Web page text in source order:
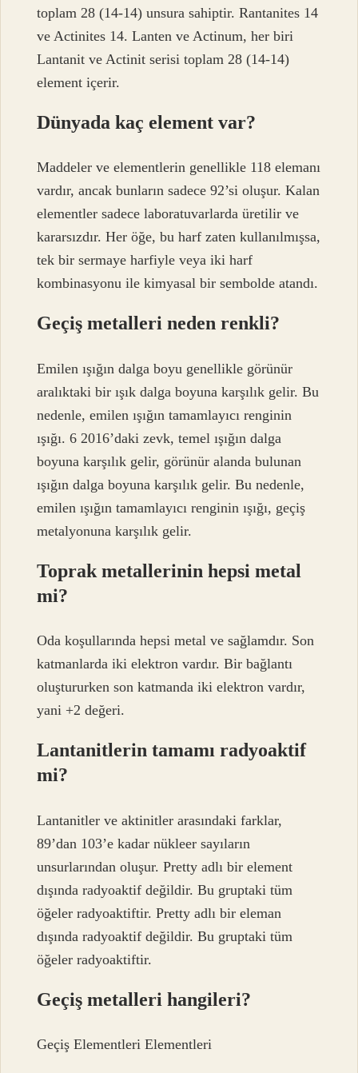
toplam 28 (14-14) unsura sahiptir. Rantanites 14
ve Actinites 14. Lanten ve Actinum, her biri
Lantanit ve Actinit serisi toplam 28 (14-14)
element içerir.
Dünyada kaç element var?
Maddeler ve elementlerin genellikle 118 elemanı
vardır, ancak bunların sadece 92’si oluşur. Kalan
elementler sadece laboratuvarlarda üretilir ve
kararsızdır. Her öğe, bu harf zaten kullanılmışsa,
tek bir sermaye harfiyle veya iki harf
kombinasyonu ile kimyasal bir sembolde atandı.
Geçiş metalleri neden renkli?
Emilen ışığın dalga boyu genellikle görünür
aralıktaki bir ışık dalga boyuna karşılık gelir. Bu
nedenle, emilen ışığın tamamlayıcı renginin
ışığı. 6 2016’daki zevk, temel ışığın dalga
boyuna karşılık gelir, görünür alanda bulunan
ışığın dalga boyuna karşılık gelir. Bu nedenle,
emilen ışığın tamamlayıcı renginin ışığı, geçiş
metalyonuna karşılık gelir.
Toprak metallerinin hepsi metal
mi?
Oda koşullarında hepsi metal ve sağlamdır. Son
katmanlarda iki elektron vardır. Bir bağlantı
oluştururken son katmanda iki elektron vardır,
yani +2 değeri.
Lantanitlerin tamamı radyoaktif
mi?
Lantanitler ve aktinitler arasındaki farklar,
89’dan 103’e kadar nükleer sayıların
unsurlarından oluşur. Pretty adlı bir element
dışında radyoaktif değildir. Bu gruptaki tüm
öğeler radyoaktiftir. Pretty adlı bir eleman
dışında radyoaktif değildir. Bu gruptaki tüm
öğeler radyoaktiftir.
Geçiş metalleri hangileri?
Geçiş Elementleri Elementleri